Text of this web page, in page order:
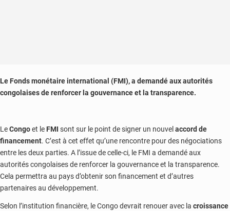
Le Fonds monétaire international (FMI), a demandé aux autorités
congolaises de renforcer la gouvernance et la transparence.
LeCongoet le FMI sont sur le point de signer un nouvel accord de
financement. C’est à cet effet qu’une rencontre pour des négociations
entre les deux parties. A l’issue de celle-ci, le FMI a demandé aux
autorités congolaises de renforcer la gouvernance et la transparence.
Cela permettra au pays d’obtenir son financement et d’autres
partenaires au développement.
Selon l’institution financière, le Congo devrait renouer avec la croissance